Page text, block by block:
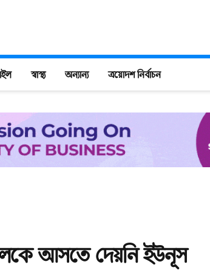
স্বাস্থ্য অন্যান্য ত্রয়োদশ নির্বাচন
আসতে দেয়নি ইউনূস